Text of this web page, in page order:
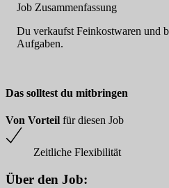
Job Zusammenfassung
Du verkaufst Feinkostwaren und
Aufgaben.
Das solltest du mitbringen
Von Vorteil für diesen Job
Zeitliche Flexibilität
Über den Job: